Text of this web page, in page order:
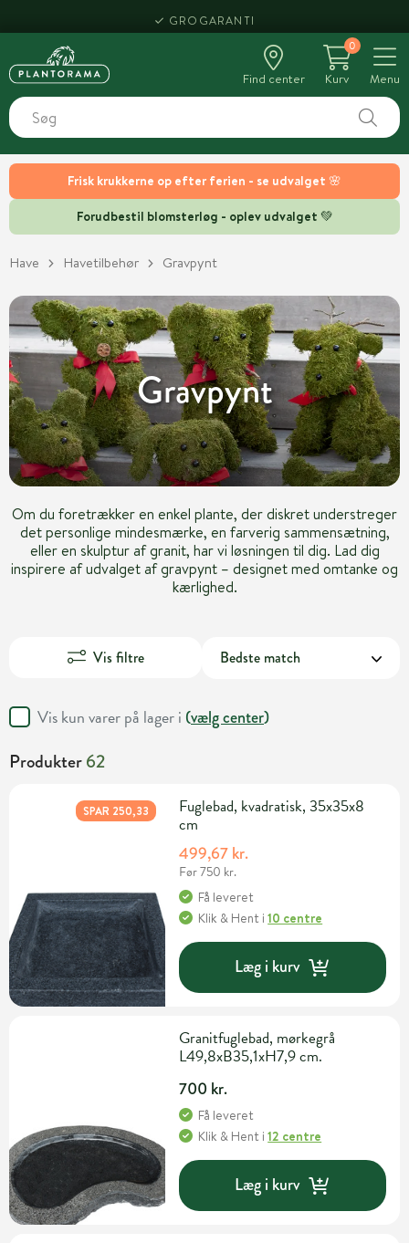
Frisk krukkerne op efter ferien - se udvalget 🌸
Forudbestil blomsterløg - oplev udvalget 💚
HENT SAMME DAG
Find center
0
Kurv
Menu
Have Havetilbehør Gravpynt
Gravpynt
Om du foretrækker en enkel plante, der diskret understreger
det personlige mindesmærke, en farverig sammensætning,
eller en skulptur af granit, har vi løsningen til dig. Lad dig
inspirere af udvalget af gravpynt – designet med omtanke og
kærlighed.
Vis filtre
Vis kun varer på lager i (vælg center)
Produkter62
SPAR 250,33
Fuglebad, kvadratisk, 35x35x8
cm
499,67 kr.
Før 750 kr.
Få leveret
Klik & Hent i10 centre
Læg i kurv
Granitfuglebad, mørkegrå
L49,8xB35,1xH7,9 cm.
700 kr.
Få leveret
Klik & Hent i12 centre
Læg i kurv